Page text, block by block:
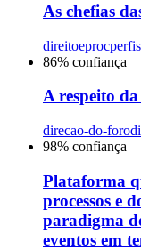
As chefias
direitoeproc
86% confiança
A respeito
direcao-do-foro
98% confiança
Plataforma
processos e
paradigma
eventos em